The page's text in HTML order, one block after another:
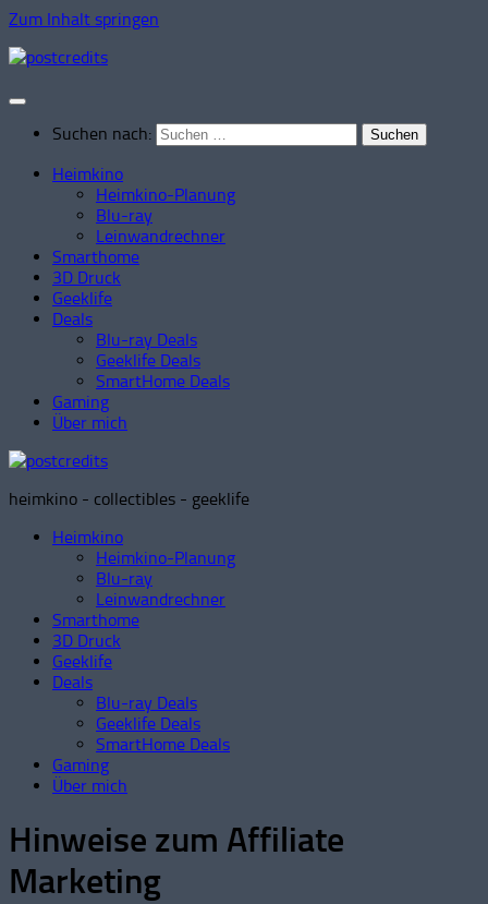
Zum Inhalt springen
Suchen nach:
Heimkino
Heimkino-Planung
Blu-ray
Leinwandrechner
Smarthome
3D Druck
Geeklife
Deals
Blu-ray Deals
Geeklife Deals
SmartHome Deals
Gaming
Über mich
heimkino - collectibles - geeklife
Heimkino
Heimkino-Planung
Blu-ray
Leinwandrechner
Smarthome
3D Druck
Geeklife
Deals
Blu-ray Deals
Geeklife Deals
SmartHome Deals
Gaming
Über mich
Hinweise zum Affiliate
Marketing